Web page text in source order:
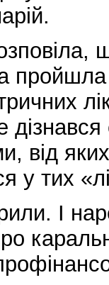
пройшла
від
у тих
І